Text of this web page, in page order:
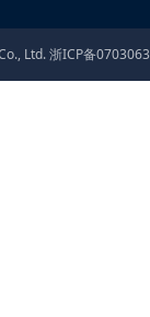
Ltd.浙ICP备